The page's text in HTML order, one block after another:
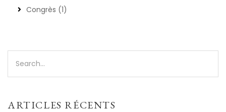
Congrès (1)
ARTICLES RÉCENTS